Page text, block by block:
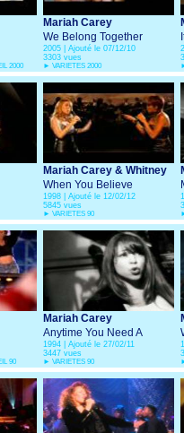
2000
Mariah Carey
We Belong Together
2005 | Ajouté le 07/12/10
3303 vues
► VARIETES 2000
Mariah Carey & Whitney
Houston
When You Believe
1998 | Ajouté le 12/02/12
5845 vues
► VARIETES 90
90
Mariah Carey
Anytime You Need A
Friend
1994 | Ajouté le 27/02/11
3447 vues
► VARIETES 90